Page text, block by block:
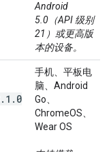
Android
5.0（API 级别
21）或更高版
本的设备。
. 1 . 0
手机、平板电
脑、Android
Go、
ChromeOS、
Wear OS